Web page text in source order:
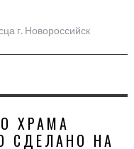
ХРАМА
СДЕЛАНО НА